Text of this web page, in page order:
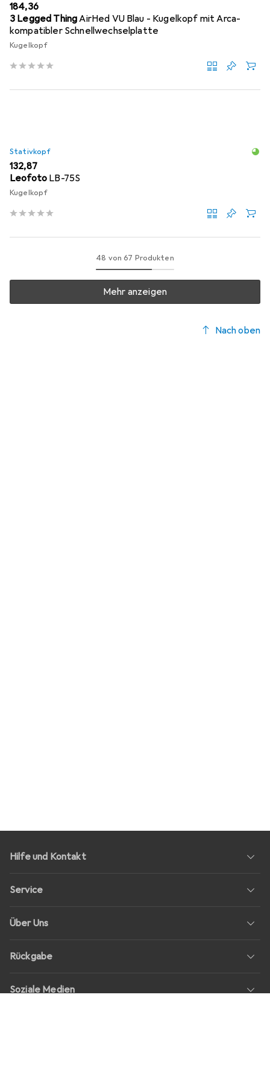
EUR
184,36
3 Legged ThingAirHed VU Blau - Kugelkopf mit Arca-
kompatibler Schnellwechselplatte
Kugelkopf
Stativkopf
EUR
132,87
Leofoto LB-75S
Kugelkopf
48 von 67 Produkten
Mehr anzeigen
Nach oben
Hilfe und Kontakt
Service
Über Uns
Rückgabe
Soziale Medien